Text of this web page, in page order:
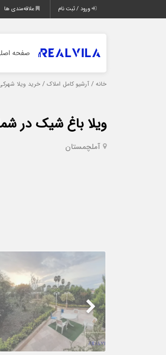
ورود / ثبت نام علاقه‌مندی ها
صفحه
خانه / آرشیو کامل املاک / خرید ویلا
ویلا باغ شیک در
آملچمستان